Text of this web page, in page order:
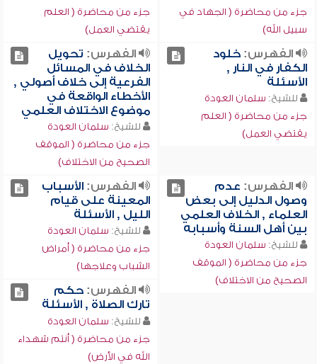
جزء من محاضرة ( الجهاد في
سبيل الله)
جزء من محاضرة ( العلم
يقتضي العمل)
الفهرس:خلود
الكفار في النار ,
الأسئلة
للشيخ: سلمان العودة
جزء من محاضرة ( العلم
يقتضي العمل)
الفهرس: تحويل
الخلاف في المسائل
الفرعية إلى خلاف أصولي ,
الأخطاء الواقعة في
موضوع الاختلاف العلمي
للشيخ: سلمان العودة
جزء من محاضرة ( الموقف
الصحيح من الاختلاف)
الفهرس: عدم
وصول الدليل إلى بعض
العلماء , الخلاف العلمي
بين أهل السنة وأسبابه
للشيخ: سلمان العودة
جزء من محاضرة ( الموقف
الصحيح من الاختلاف)
الفهرس:الأسباب
المعينة على قيام
الليل , الأسئلة
للشيخ: سلمان العودة
جزء من محاضرة ( أمراض
الشباب وعلاجها)
الفهرس:حكم
تارك الصلاة , الأسئلة
للشيخ: سلمان العودة
جزء من محاضرة ( أنتم شهداء
الله في الأرض)